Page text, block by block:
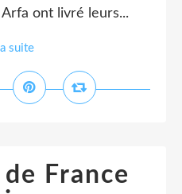
ont livré leurs...
suite
France